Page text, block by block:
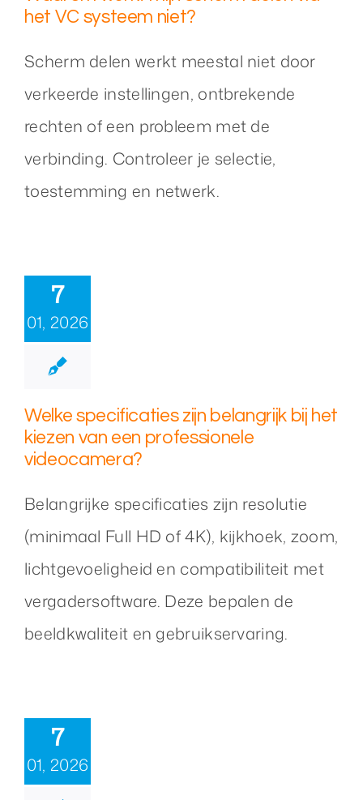
het VC systeem niet?
Scherm delen werkt meestal niet door
verkeerde instellingen, ontbrekende
rechten of een probleem met de
verbinding. Controleer je selectie,
toestemming en netwerk.
7
01, 2026
Welke specificaties zijn belangrijk bij het
kiezen van een professionele
videocamera?
Belangrijke specificaties zijn resolutie
(minimaal Full HD of 4K), kijkhoek, zoom,
lichtgevoeligheid en compatibiliteit met
vergadersoftware. Deze bepalen de
beeldkwaliteit en gebruikservaring.
7
01, 2026